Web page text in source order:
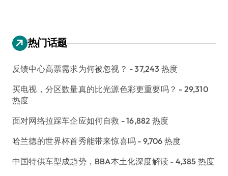
热门话题
反馈中心高票需求为何被忽视？ - 37,243 热度
买电视，分区数量真的比光源色彩更重要吗？ - 29,310
热度
面对网络拉踩车企应如何自救 - 16,882 热度
哈兰德的世界杯首秀能带来惊喜吗 - 9,706 热度
中国特供车型成趋势，BBA本土化深度解读 - 4,385 热度